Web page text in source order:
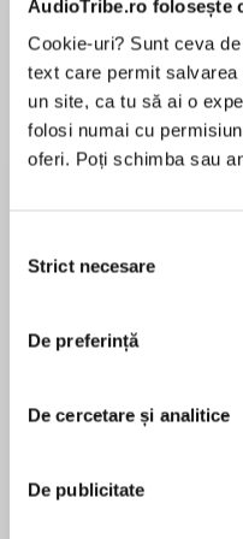
AudioTribe.ro folosește
Cookie-uri? Sunt ceva
text care permit
un site, ca tu să ai o
folosi numai cu
oferi. Poți schimba sau
consimțământului
Strict necesare
De preferință
De cercetare și analitice
De publicitate
Desprecarte
Partly
Judith Kerr’s
her return to Berlin
Berlin is where Anna
word of English,
become refugees.
dangerously ill. Anna
pentru această
Judith Kerr was born